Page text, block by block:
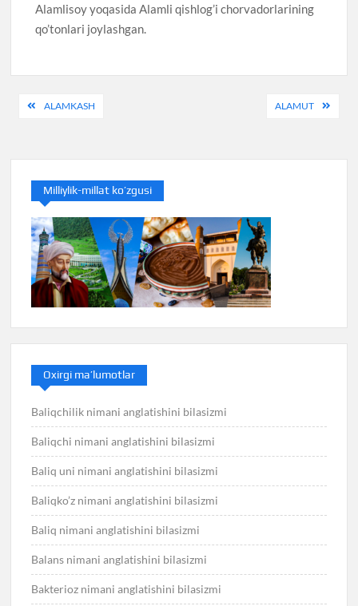
Alamlisoy yoqasida Alamli qishlog’i chorvadorlarining
qo’tonlari joylashgan.
PostALAMKASH ALAMUT
Milliylik-millat ko’zgusi
Oxirgi ma’lumotlar
Baliqchilik nimani anglatishini bilasizmi
Baliqchi nimani anglatishini bilasizmi
Baliq uni nimani anglatishini bilasizmi
Baliqko’z nimani anglatishini bilasizmi
Baliq nimani anglatishini bilasizmi
Balans nimani anglatishini bilasizmi
Bakterioz nimani anglatishini bilasizmi